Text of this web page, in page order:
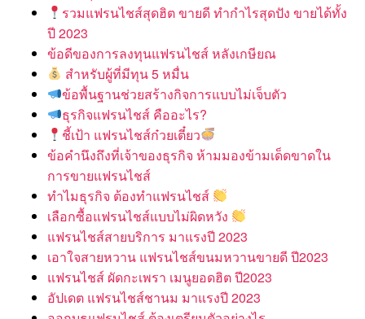
รวมแฟรนไชส์สุดฮิต ขายดี ทำกำไรสุดปัง ขายได้ทั้ง
ปี 2023
ข้อดีของการลงทุนแฟรนไชส์ หลังเกษียณ
สำหรับผู้ที่มีทุน 5 หมื่น
ข้อพื้นฐานช่วยสร้างกิจการแบบไม่เจ็บตัว
ธุรกิจแฟรนไชส์ คืออะไร?
ชี้เป้า แฟรนไชส์ก๋วยเตี๋ยว
ข้อคำนึงถึงที่เจ้าของธุรกิจ ห้ามมองข้ามเด็ดขาดใน
การขายแฟรนไชส์
ทำไมธุรกิจ ต้องทำแฟรนไชส์
เลือกซื้อแฟรนไชส์แบบไม่ผิดหวัง
แฟรนไชส์สายบริการ มาแรงปี 2023
เอาใจสายหวาน แฟรนไชส์ขนมหวานขายดี ปี2023
แฟรนไชส์ ผัดกะเพรา เมนูยอดฮิต ปี2023
อัปเดต แฟรนไชส์ชานม มาแรงปี 2023